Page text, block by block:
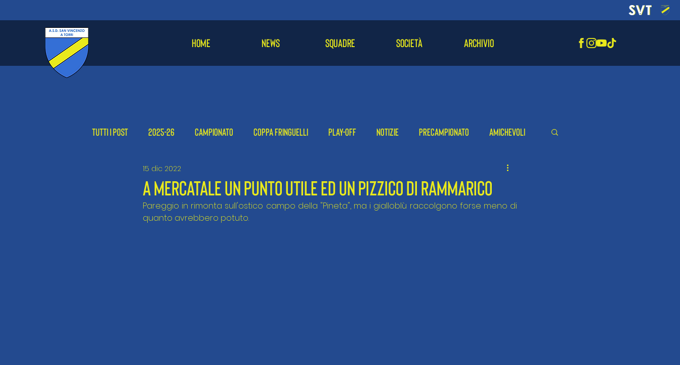
HOME NEWS SQUADRE SOCIETÀ ARCHIVIO
Tutti i post 2025-26 Campionato Coppa Fringuelli Play-off Notizie Precampionato Amichevoli
Femminile 2024-25
A MERCATALE UN PUNTO UTILE ED UN PIZZICO DI RAMMARICO
15 dic 2022
Pareggio in rimonta sull'ostico campo della "Pineta", ma i gialloblù raccolgono forse meno di
quanto avrebbero potuto.